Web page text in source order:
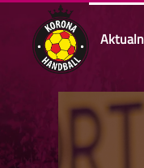
Skip to main